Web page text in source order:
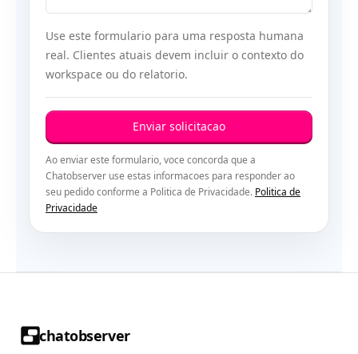
Use este formulario para uma resposta humana
real. Clientes atuais devem incluir o contexto do
workspace ou do relatorio.
Enviar solicitacao
Ao enviar este formulario, voce concorda que a
Chatobserver use estas informacoes para responder ao
seu pedido conforme a Politica de Privacidade. Politica de
Privacidade
chatobserver